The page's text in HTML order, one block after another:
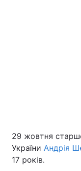
Головна
Україна
29 жовтня
України Андрія
17 років.